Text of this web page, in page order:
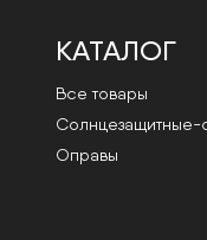
КАТАЛОГ
Все товары
Cолнцезащитные-
Оправы